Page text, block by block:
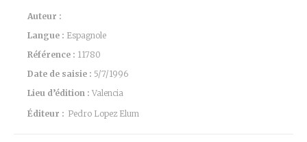
Auteur :
Langue : Espagnole
Référence : 11780
Date de saisie : 5/7/1996
Lieu d’édition : Valencia
Éditeur : Pedro Lopez Elum